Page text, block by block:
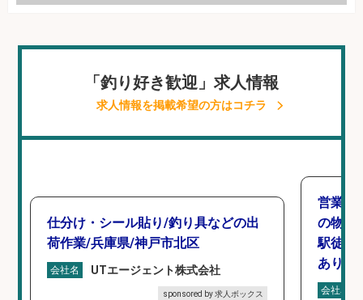
「釣り好き歓迎」求人情報
求人情報を掲載希望の方はコチラ
仕分け・シール貼り/釣り具などの出
荷作業/兵庫県/神戸市北区
会社名 UTエージェント株式会社
sponsored by 求人ボックス
営業事
の物流
駅徒歩
あり×
会社名